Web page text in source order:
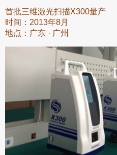
首批三维激光扫描X300量产
时间：2013年8月
地点：广东 · 广州